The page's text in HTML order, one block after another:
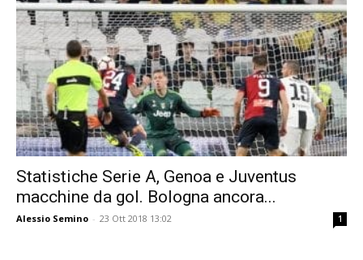
Statistiche Serie A, Genoa e Juventus
macchine da gol. Bologna ancora...
Alessio Semino - 23 Ott 2018 13:02 1